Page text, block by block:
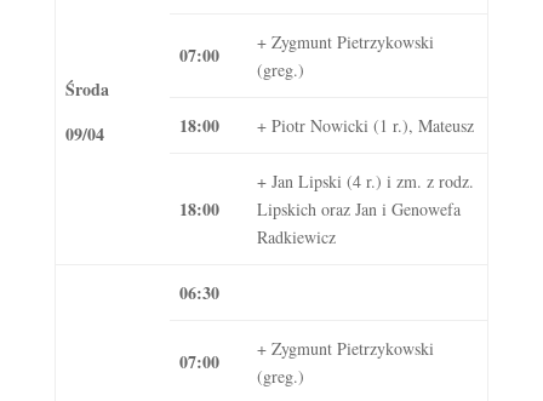
Środa
09/04
07:00
+ Zygmunt Pietrzykowski
(greg.)
18:00 + Piotr Nowicki (1 r.), Mateusz
18:00
+ Jan Lipski (4 r.) i zm. z rodz.
Lipskich oraz Jan i Genowefa
Radkiewicz
06:30
07:00
+ Zygmunt Pietrzykowski
(greg.)